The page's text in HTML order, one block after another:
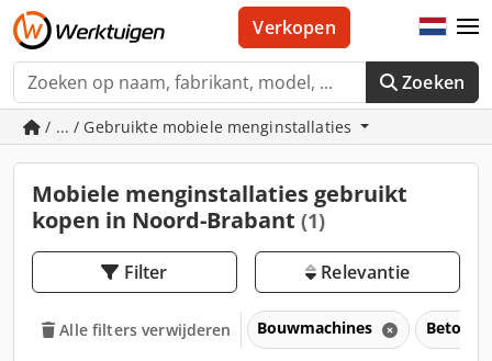
Zoeken
Verkopen
/ ... / Gebruikte mobiele menginstallaties
Mobiele menginstallaties gebruikt
kopen in Noord-Brabant (1)
Filter Relevantie
Alle filters verwijderen Bouwmachines